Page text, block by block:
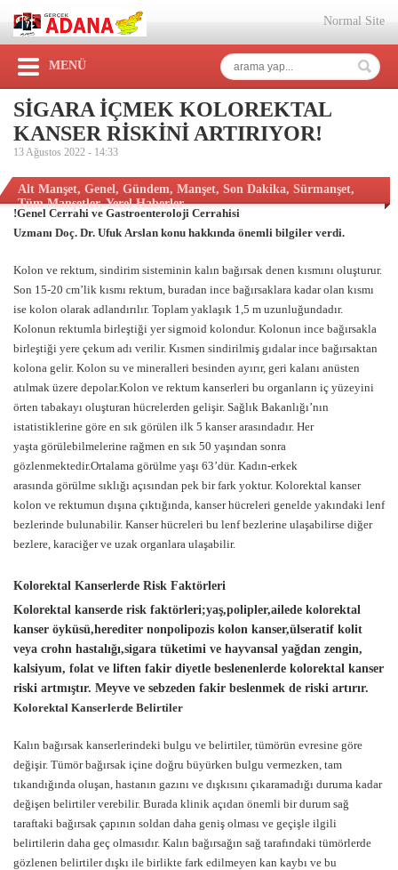
Normal Site
MENÜ
SİGARA İÇMEK KOLOREKTAL
KANSER RİSKİNİ ARTIRIYOR!
13 Ağustos 2022 - 14:33
Alt Manşet, Genel, Gündem, Manşet, Son Dakika, Sürmanşet,
Tüm Manşetler,Yerel Haberler
!Genel Cerrahi ve Gastroenteroloji Cerrahisi
Uzmanı Doç. Dr. Ufuk Arslan konu hakkında önemli bilgiler verdi.
Kolon ve rektum, sindirim sisteminin kalın bağırsak denen kısmını oluşturur.
Son 15-20 cm’lik kısmı rektum, buradan ince bağırsaklara kadar olan kısmı
ise kolon olarak adlandırılır. Toplam yaklaşık 1,5 m uzunluğundadır.
Kolonun rektumla birleştiği yer sigmoid kolondur. Kolonun ince bağırsakla
birleştiği yere çekum adı verilir. Kısmen sindirilmiş gıdalar ince bağırsaktan
kolona gelir. Kolon su ve mineralleri besinden ayırır, geri kalanı anüsten
atılmak üzere depolar.Kolon ve rektum kanserleri bu organların iç yüzeyini
örten tabakayı oluşturan hücrelerden gelişir. Sağlık Bakanlığı’nın
istatistiklerine göre en sık görülen ilk 5 kanser arasındadır. Her
yaşta görülebilmelerine rağmen en sık 50 yaşından sonra
gözlenmektedir.Ortalama görülme yaşı 63’dür. Kadın-erkek
arasında görülme sıklığı açısından pek bir fark yoktur. Kolorektal kanser
kolon ve rektumun dışına çıktığında, kanser hücreleri genelde yakındaki lenf
bezlerinde bulunabilir. Kanser hücreleri bu lenf bezlerine ulaşabilirse diğer
bezlere, karaciğer ve uzak organlara ulaşabilir.
Kolorektal Kanserlerde Risk Faktörleri
Kolorektal kanserde risk faktörleri;yaş,polipler,ailede kolorektal
kanser öyküsü,herediter nonpolipozis kolon kanser,ülseratif kolit
veya crohn hastalığı,sigara tüketimi ve hayvansal yağdan zengin,
kalsiyum, folat ve liften fakir diyetle beslenenlerde kolorektal kanser
riski artmıştır. Meyve ve sebzeden fakir beslenmek de riski artırır.
Kolorektal Kanserlerde Belirtiler
Kalın bağırsak kanserlerindeki bulgu ve belirtiler, tümörün evresine göre
değişir. Tümör bağırsak içine doğru büyürken bulgu vermezken, tam
tıkandığında oluşan, hastanın gazını ve dışkısını çıkaramadığı duruma kadar
değişen belirtiler verebilir. Burada klinik açıdan önemli bir durum sağ
taraftaki bağırsak çapının soldan daha geniş olması ve geçişle ilgili
belirtilerin daha geç olmasıdır. Kalın bağırsağın sağ tarafındaki tümörlerde
gözlenen belirtiler dışkı ile birlikte fark edilmeyen kan kaybı ve bu